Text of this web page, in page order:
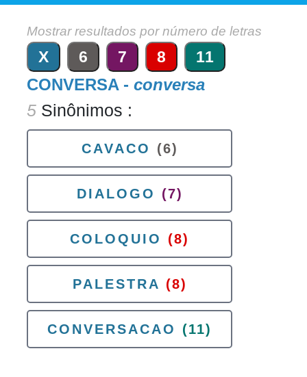
Mostrar resultados por número de letras
X 6 7 8 11
CONVERSA - conversa
5 Sinônimos :
CAVACO (6)
DIALOGO (7)
COLOQUIO (8)
PALESTRA (8)
CONVERSACAO (11)